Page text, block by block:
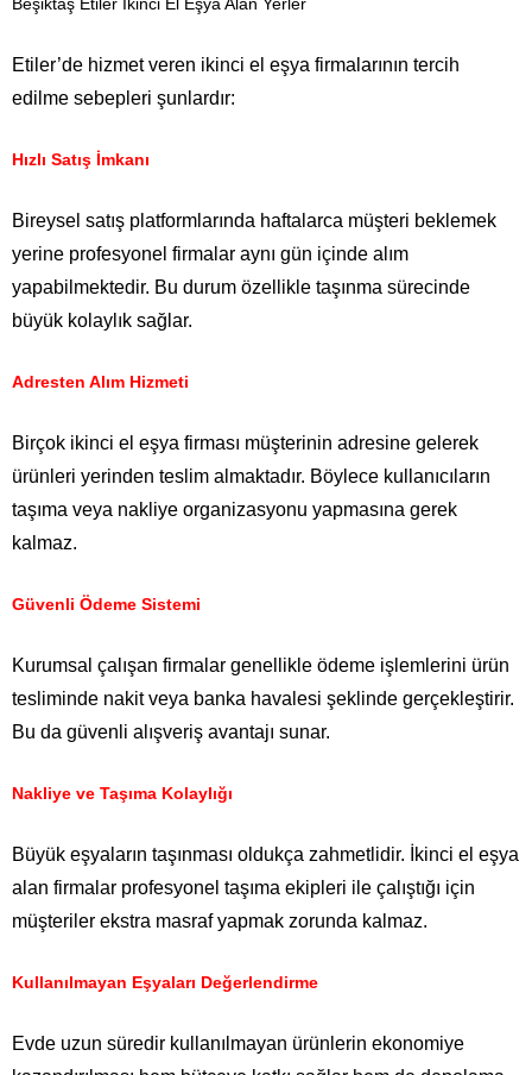
Beşiktaş Etiler İkinci El Eşya Alan Yerler
Etiler’de hizmet veren ikinci el eşya firmalarının tercih
edilme sebepleri şunlardır:
Hızlı Satış İmkanı
Bireysel satış platformlarında haftalarca müşteri beklemek
yerine profesyonel firmalar aynı gün içinde alım
yapabilmektedir. Bu durum özellikle taşınma sürecinde
büyük kolaylık sağlar.
Adresten Alım Hizmeti
Birçok ikinci el eşya firması müşterinin adresine gelerek
ürünleri yerinden teslim almaktadır. Böylece kullanıcıların
taşıma veya nakliye organizasyonu yapmasına gerek
kalmaz.
Güvenli Ödeme Sistemi
Kurumsal çalışan firmalar genellikle ödeme işlemlerini ürün
tesliminde nakit veya banka havalesi şeklinde gerçekleştirir.
Bu da güvenli alışveriş avantajı sunar.
Nakliye ve Taşıma Kolaylığı
Büyük eşyaların taşınması oldukça zahmetlidir. İkinci el eşya
alan firmalar profesyonel taşıma ekipleri ile çalıştığı için
müşteriler ekstra masraf yapmak zorunda kalmaz.
Kullanılmayan Eşyaları Değerlendirme
Evde uzun süredir kullanılmayan ürünlerin ekonomiye